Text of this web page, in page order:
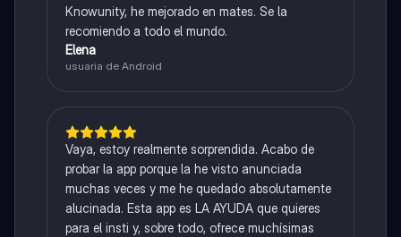
Knowunity, he mejorado en mates. Se la
recomiendo a todo el mundo.
Elena
usuaria de Android
Vaya, estoy realmente sorprendida. Acabo de
probar la app porque la he visto anunciada
muchas veces y me he quedado absolutamente
alucinada. Esta app es LA AYUDA que quieres
para el insti y, sobre todo, ofrece muchísimas